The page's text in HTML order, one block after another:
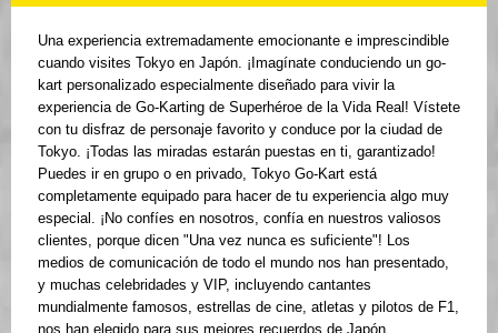
Una experiencia extremadamente emocionante e imprescindible
cuando visites Tokyo en Japón. ¡Imagínate conduciendo un go-
kart personalizado especialmente diseñado para vivir la
experiencia de Go-Karting de Superhéroe de la Vida Real! Vístete
con tu disfraz de personaje favorito y conduce por la ciudad de
Tokyo. ¡Todas las miradas estarán puestas en ti, garantizado!
Puedes ir en grupo o en privado, Tokyo Go-Kart está
completamente equipado para hacer de tu experiencia algo muy
especial. ¡No confíes en nosotros, confía en nuestros valiosos
clientes, porque dicen "Una vez nunca es suficiente"! Los
medios de comunicación de todo el mundo nos han presentado,
y muchas celebridades y VIP, incluyendo cantantes
mundialmente famosos, estrellas de cine, atletas y pilotos de F1,
nos han elegido para sus mejores recuerdos de Japón.